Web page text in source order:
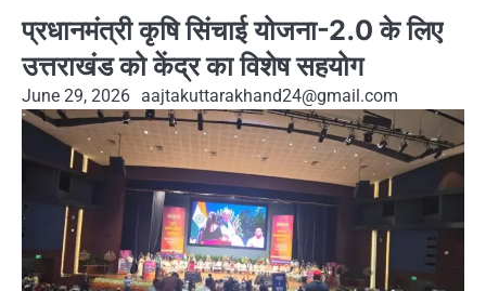
प्रधानमंत्री कृषि सिंचाई योजना-2.0 के लिए
उत्तराखंड को केंद्र का विशेष सहयोग
June 29, 2026 aajtakuttarakhand24@gmail.com